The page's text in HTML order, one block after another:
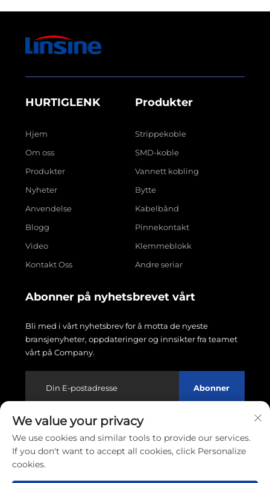
HURTIGLENK
Hjem
Om oss
Produkter
Nyheter
Anvendelse
Blogg
Video
Kontakt Oss
Produkter
Strippekoble
SMD-koble
Vannett kobling
Bytte
Kabelbånd
Pinnekontakt
Klemmeblokk
Andre seriar
Abonner på nyhetsbrevet vårt
Bli med i vårt nyhetsbrev for å motta de nyeste
bransjenyheter, oppdateringer og innsikter fra teamet
vårt på Company.
Abonner
Copyright © 2026 Wenzhou Linxin Electronics Co., LTD.
Alle rettigheter reservert.
Personvernpolicy
We value your privacy
We use cookies and similar tools to provide our services.
If you don't want to accept all cookies, click Personalize
cookies.